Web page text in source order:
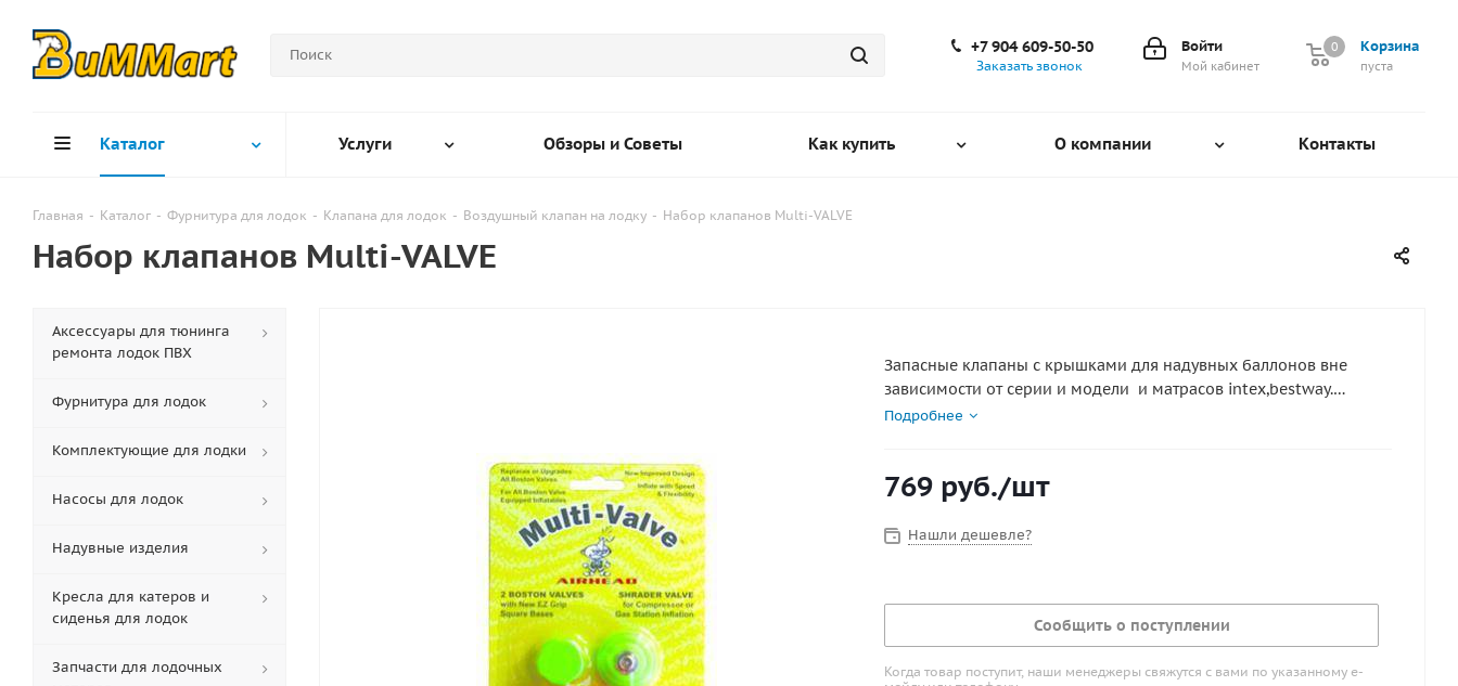
Корзина
0
пуста
0
Войти
Мой кабинет
+7 904 609-50-50
Заказать звонок
Каталог Услуги Обзоры и Советы Как купить О компании Контакты
Главная - Каталог - Фурнитура для лодок - Клапана для лодок - Воздушный клапан на лодку - Набор клапанов Multi-VALVE
Набор клапанов Multi-VALVE
Запасные клапаны с крышками для надувных баллонов вне
зависимости от серии и модели и матрасов intex,bestway.
Крышку ребристой формы удобно заворачивать даже мокрыми
Подробнее
769 руб./шт
Нашли дешевле?
Сообщить о поступлении
Когда товар поступит, наши менеджеры свяжутся с вами по указанному е-
Аксессуары для тюнинга
ремонта лодок ПВХ
Фурнитура для лодок
Комплектующие для лодки
Насосы для лодок
Надувные изделия
Кресла для катеров и
сиденья для лодок
Запчасти для лодочных